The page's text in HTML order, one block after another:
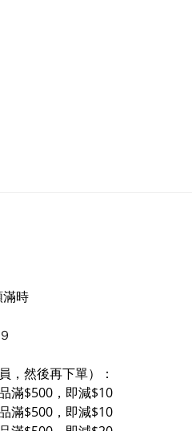
時
９
，然後再下單）：
滿$500，即減$10
滿$500，即減$10